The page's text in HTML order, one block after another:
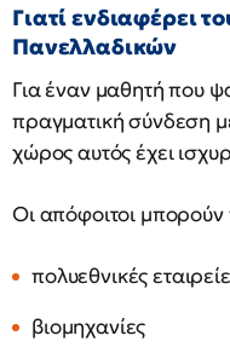
Γιατί ενδιαφέρει
Πανελλαδικών
Για έναν μαθητή που
πραγματική σύνδεση
χώρος αυτός έχει
Οι απόφοιτοι
πολυεθνικές
βιομηχανίες